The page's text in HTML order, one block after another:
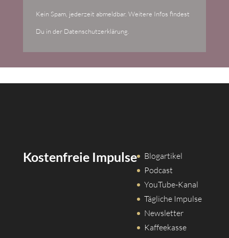
Kein Spam, jederzeit abmeldbar. Weitere Infos findest
Du in der Datenschutzerklärung.
Kostenfreie Impulse
Blogartikel
Podcast
YouTube-Kanal
Tägliche Impulse
Newsletter
Kaffeekasse